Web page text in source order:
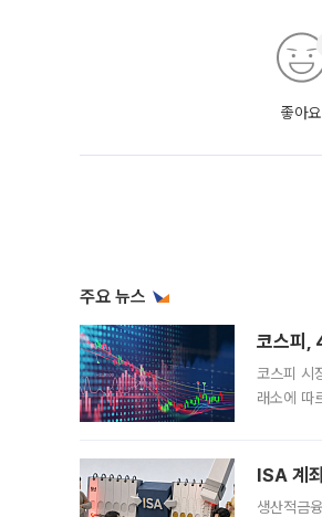
좋아요
주요 뉴스
코스피,
코스피 시
래소에 따
ISA 계
생산적금